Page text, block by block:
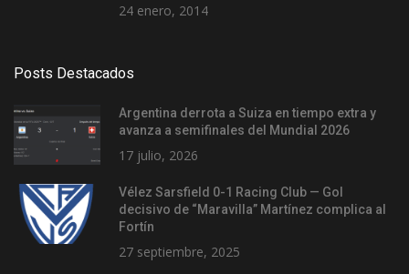
24 enero, 2014
Posts Destacados
Argentina derrota a Suiza en tiempo extra y
avanza a semifinales del Mundial 2026
17 julio, 2026
Vélez Sarsfield 0-1 Racing Club — Gol
decisivo de “Maravilla” Martínez complica al
Fortín
27 septiembre, 2025